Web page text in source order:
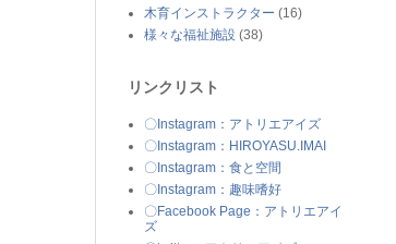
木育インストラクター (16)
様々な福祉施設 (38)
リンクリスト
〇Instagram：アトリエアイズ
〇Instagram：HIROYASU.IMAI
〇Instagram：食と空間
〇Instagram：趣味嗜好
〇Facebook Page：アトリエアイ
ズ